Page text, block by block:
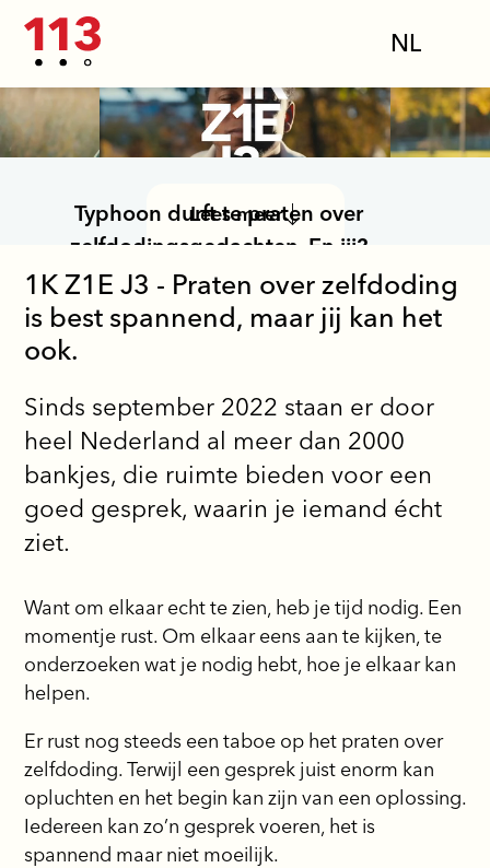
NL
Typhoon durft te praten over
zelfdodingsgedachten. En jij?
Vraag ook hoe het
écht met iemand gaat.
Lees meer
1K Z1E J3 - Praten over zelfdoding
is best spannend, maar jij kan het
ook.
Sinds september 2022 staan er door
heel Nederland al meer dan 2000
bankjes, die ruimte bieden voor een
goed gesprek, waarin je iemand écht
ziet.
Want om elkaar echt te zien, heb je tijd nodig. Een
momentje rust. Om elkaar eens aan te kijken, te
onderzoeken wat je nodig hebt, hoe je elkaar kan
helpen.
Er rust nog steeds een taboe op het praten over
zelfdoding. Terwijl een gesprek juist enorm kan
opluchten en het begin kan zijn van een oplossing.
Iedereen kan zo’n gesprek voeren, het is
spannend maar niet moeilijk.